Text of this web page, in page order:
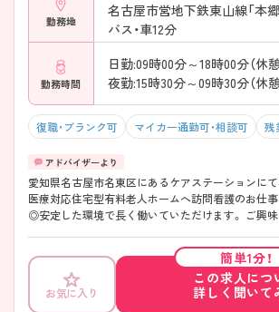
勤務地
名古屋市営地下鉄東山線「本
バス・車12分
勤務時間
日勤:09時00分～18時00分（休
夜勤:15時30分～09時30分（休憩
復職・ブランク可 マイカー通勤可・相談可 残
愛知県名古屋市名東区にあるケアステーションにて
医療対応住宅型有料老人ホームへ訪問看護のお仕
◎安定した環境で長く働いていただけます。 ご興味
お気に入り
簡単1分！
この求人につ
詳しく聞いて